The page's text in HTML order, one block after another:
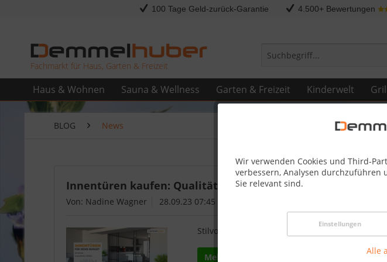
100 Tage Geld-zurück-Garantie 4.500+ Bewertungen
Fachmarkt für Haus, Garten & Freizeit
Haus & Wohnen Sauna & Wellness Garten & Freizeit Kinderwelt
Wir verwenden Cookies und Third-
verbessern, Analysen
Sie relevant sind.
Einstellungen
Alle
BLOG News
Innentüren kaufen: Qualität und Design für jedes Budget -
Von: Nadine Wagner 28.09.23 07:45
Stilvolle Innentüren für Ihr Wohnambiente.
Mehr lesen